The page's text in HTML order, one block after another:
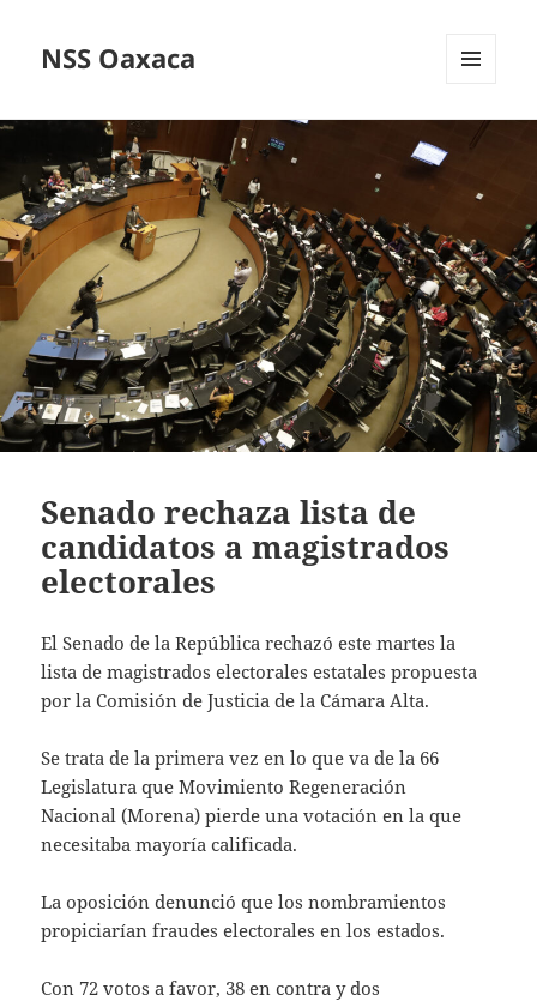
NSS Oaxaca
Senado rechaza lista de
candidatos a magistrados
electorales
El Senado de la República rechazó este martes la
lista de magistrados electorales estatales propuesta
por la Comisión de Justicia de la Cámara Alta.
Se trata de la primera vez en lo que va de la 66
Legislatura que Movimiento Regeneración
Nacional (Morena) pierde una votación en la que
necesitaba mayoría calificada.
La oposición denunció que los nombramientos
propiciarían fraudes electorales en los estados.
Con 72 votos a favor, 38 en contra y dos